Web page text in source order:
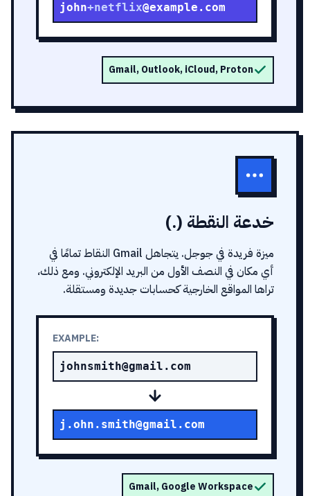
john+netflix@example.com
Gmail, Outlook, iCloud, Proton
خدعة النقطة (.)
ميزة فريدة في جوجل. يتجاهل Gmail النقاط تمامًا في
أي مكان في النصف الأول من البريد الإلكتروني. ومع ذلك،
تراها المواقع الخارجية كحسابات جديدة ومستقلة.
EXAMPLE:
johnsmith@gmail.com
j.ohn.smith@gmail.com
Gmail, Google Workspace